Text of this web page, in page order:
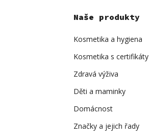
Naše produkty
Kosmetika a hygiena
Kosmetika s certifikáty
Zdravá výživa
Děti a maminky
Domácnost
Značky a jejich řady